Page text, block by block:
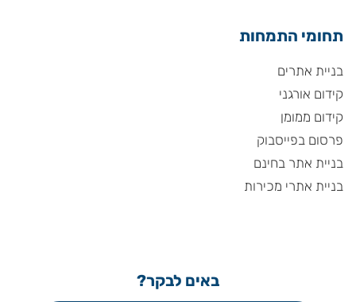
תחומי התמחות
בניית אתרים
קידום אורגני
קידום ממומן
פרסום בפייסבוק
בניית אתר בחינם
בניית אתרי מכירות
באים לבקר?